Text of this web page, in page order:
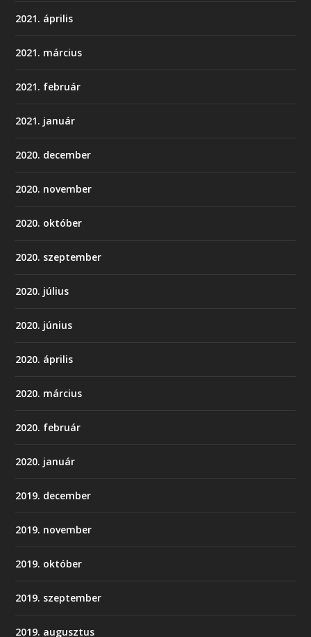
2021. április
2021. március
2021. február
2021. január
2020. december
2020. november
2020. október
2020. szeptember
2020. július
2020. június
2020. április
2020. március
2020. február
2020. január
2019. december
2019. november
2019. október
2019. szeptember
2019. augusztus